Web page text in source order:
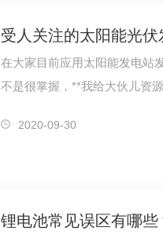
受人关注的太阳能光伏
在大家目前应用太阳能发电站发电量的许多 ，可是许多
2020-09-30
锂电池常见误区有哪